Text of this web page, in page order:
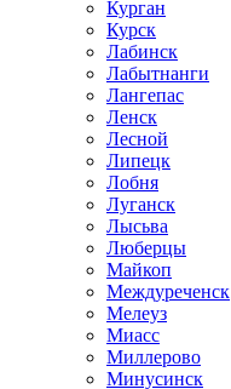
Курган
Курск
Лабинск
Лабытнанги
Лангепас
Ленск
Лесной
Липецк
Лобня
Луганск
Лысьва
Люберцы
Майкоп
Междуреченск
Мелеуз
Миасс
Миллерово
Минусинск